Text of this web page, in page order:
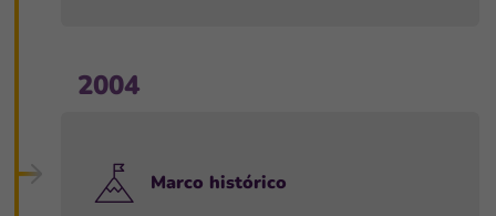
2004
Marco histórico